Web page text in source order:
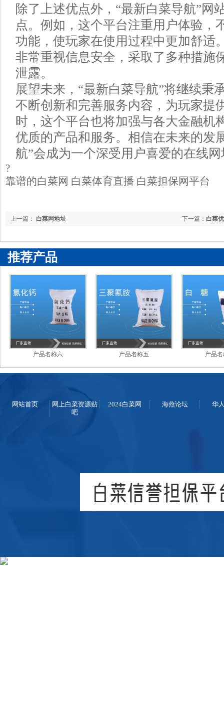
除了上述优点外，“最新白菜导航”网
点。例如，这个平台注重用户体验，
功能，使玩家在使用过程中更加舒适
非常重视信息安全，采取了多种措施
泄露。
展望未来，“最新白菜导航”将继续秉
不断创新和完善服务内容，为玩家提
时，这个平台也将加强与各大金融机
优质的产品和服务。相信在未来的发
航”会成为一个深受用户喜爱的在线
?
靠谱的白菜网 白菜体育直播 白菜担保网平台
下一篇： 白菜
上一篇： 白菜网地址
推荐产品
产品名称六 产品名称五 产品
网站首页
网上白菜资源贴
吧
2024白菜网 海燕论坛 华